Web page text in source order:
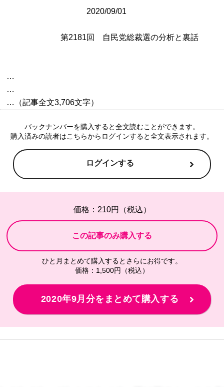
…
…
バックナンバーを購入すると全文読むことができます。
購入済みの読者はこちらからログインすると全文表示されます。
ログインする
価格：210円（税込）
ひと月まとめて購入するとさらにお得です。
価格：1,500円（税込）
2020年9月分をまとめて購入する